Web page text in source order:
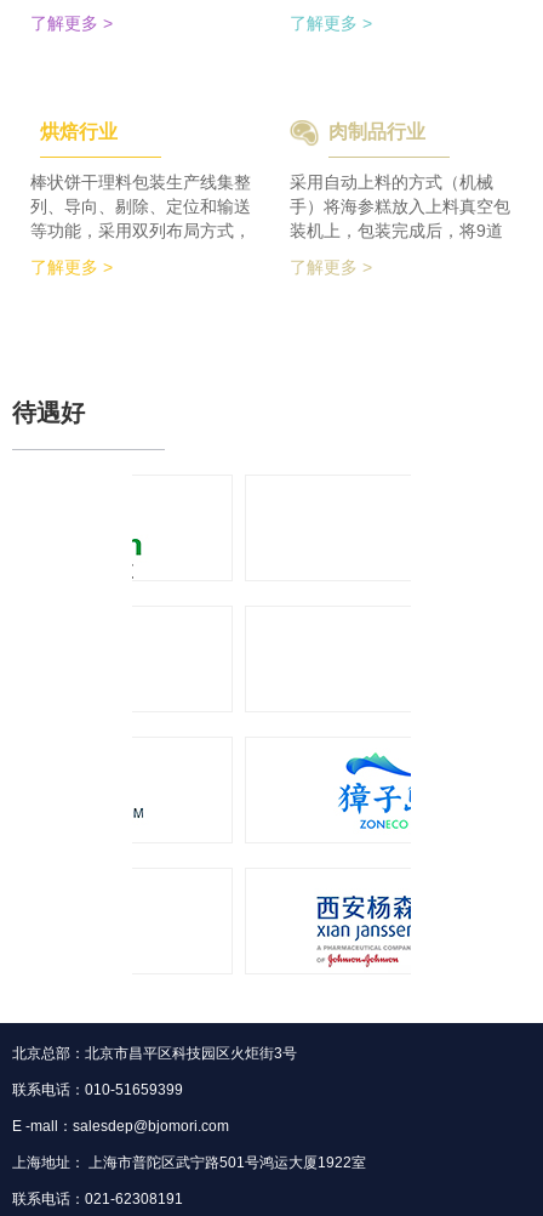
大降低。
生产线采用独立伺服匹配节拍
协调运行，实现灵活更稳定。
检及码垛设备实现整线自动化
运行。 节省了80%人员数
量，降低了劳动者的劳动强
度，提高了工作效率
了解更多 >
足了枕包机的稳定供料，又缩
短了设备总长。枕包机单道输
积的要求，同时节省了一半的
占地空间，一条生产线实现了
整个生产的稳定供料，减少设
备的投入，大大降低了采购成
本。
了解更多 >
烘焙行业
棒状饼干理料包装生产线集整
列、导向、剔除、定位和输送
等功能，采用双列布局方式，
在有限的场地内，提高了产品
包装的生产力，同时达到废料
了解更多 >
肉制品行业
采用自动上料的方式（机械
手）将海参糕放入上料真空包
装机上，包装完成后，将9道
带机，将1道产品分为2道，分
了解更多 >
待遇好
北京总部：北京市昌平区科技园区火炬街3号
联系电话：010-51659399
E -mall：salesdep@bjomori.com
上海地址： 上海市普陀区武宁路501号鸿运大厦1922室
联系电话：021-62308191